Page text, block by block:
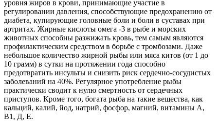
уровня жиров в крови, принимающие участие в
регулировании давления, способствующие предохранению от
диабета, купирующие головные боли и боли в суставах при
артритах. Жирные кислоты омега -3 в рыбе и морских
животных способны разжижать кровь, тем самым являются
профилактическим средством в борьбе с тромбозами. Даже
небольшое количество жирной рыбы или мяса китов (от 1 до
10 грамм) в сутки на протяжении года способно
предотвратить инсульты и снизить риск сердечно-сосудистых
заболеваний на 40%. Регулярное употребление рыбы
практически сводит к нулю смертность от сердечных
приступов. Кроме того, богата рыба на такие вещества, как
кальций, калий, йод, натрий, фосфор, магний, витамины А,
В1, Д, Е.